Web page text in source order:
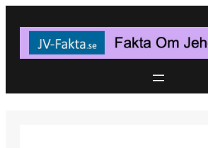
content